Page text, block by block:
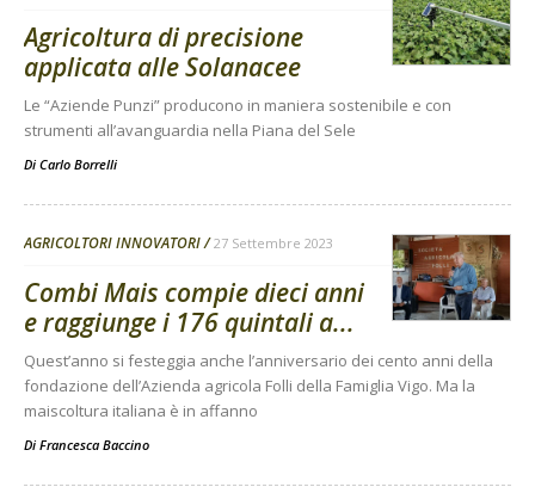
Agricoltura di precisione
applicata alle Solanacee
Le “Aziende Punzi” producono in maniera sostenibile e con
strumenti all’avanguardia nella Piana del Sele
Di Carlo Borrelli
AGRICOLTORI INNOVATORI 27 Settembre 2023
Combi Mais compie dieci anni
e raggiunge i 176 quintali a...
Quest’anno si festeggia anche l’anniversario dei cento anni della
fondazione dell’Azienda agricola Folli della Famiglia Vigo. Ma la
maiscoltura italiana è in affanno
Di Francesca Baccino